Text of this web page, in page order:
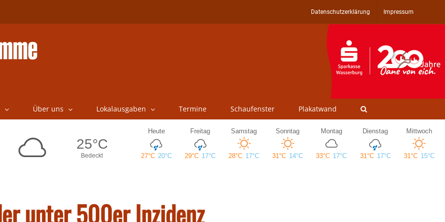
Datenschutzerklärung Impressum
Über uns Lokalausgaben Termine Schaufenster Plakatwand
unter 500er Inzidenz